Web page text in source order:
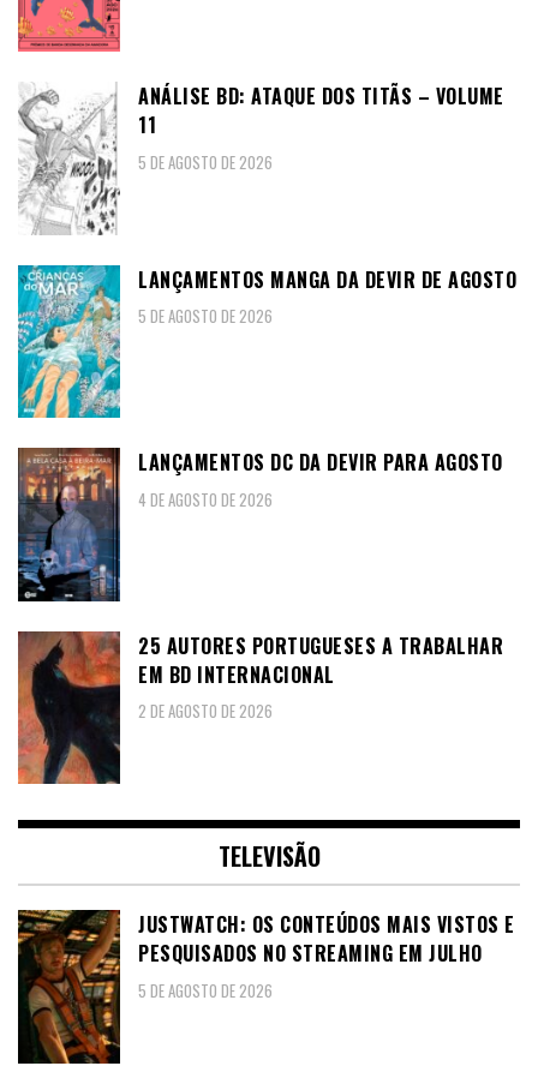
ANÁLISE BD: ATAQUE DOS TITÃS – VOLUME
11
5 DE AGOSTO DE 2026
LANÇAMENTOS MANGA DA DEVIR DE AGOSTO
5 DE AGOSTO DE 2026
LANÇAMENTOS DC DA DEVIR PARA AGOSTO
4 DE AGOSTO DE 2026
25 AUTORES PORTUGUESES A TRABALHAR
EM BD INTERNACIONAL
2 DE AGOSTO DE 2026
TELEVISÃO
JUSTWATCH: OS CONTEÚDOS MAIS VISTOS E
PESQUISADOS NO STREAMING EM JULHO
5 DE AGOSTO DE 2026